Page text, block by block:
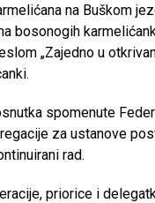
na Buškom
bosonogih
„Zajedno u
spomenute
za ustanove
rad.
priorice i